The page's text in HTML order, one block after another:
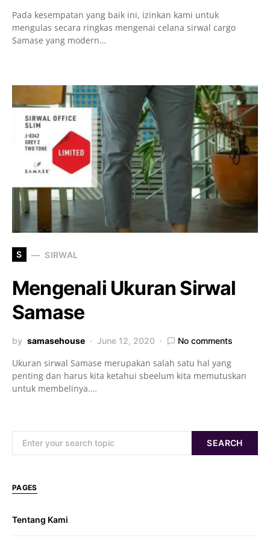
Pada kesempatan yang baik ini, izinkan kami untuk
mengulas secara ringkas mengenai celana sirwal cargo
Samase yang modern…
S SIRWAL
Mengenali Ukuran Sirwal
Samase
by samasehouse June 12, 2020 No comments
Ukuran sirwal Samase merupakan salah satu hal yang
penting dan harus kita ketahui sbeelum kita memutuskan
untuk membelinya.…
SEARCH
PAGES
Tentang Kami